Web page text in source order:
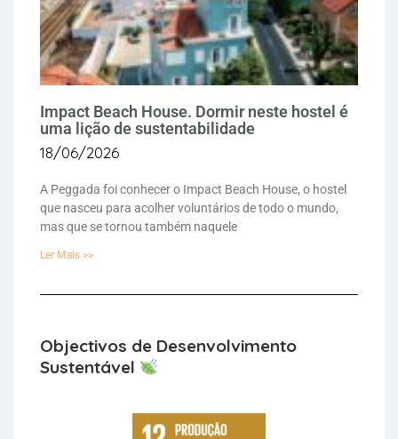
Impact Beach House. Dormir neste hostel é
uma lição de sustentabilidade
18/06/2026
A Peggada foi conhecer o Impact Beach House, o hostel
que nasceu para acolher voluntários de todo o mundo,
mas que se tornou também naquele
Ler Mais >>
Objectivos de Desenvolvimento
Sustentável